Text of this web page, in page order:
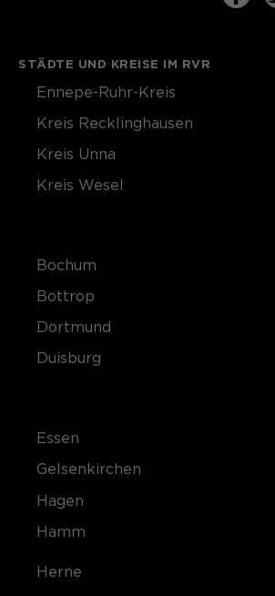
STÄDTE UND KREISE IM RVR
Ennepe-Ruhr-Kreis
Kreis Recklinghausen
Kreis Unna
Kreis Wesel
Bochum
Bottrop
Dortmund
Duisburg
Essen
Gelsenkirchen
Hagen
Hamm
Herne